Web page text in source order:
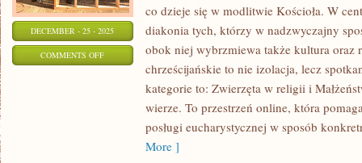
DECEMBER - 25 - 2025
COMMENTS OFFON
SAKRAMENTY
co dzieje się w modlitwie Kościoła. W
diakonia tych, którzy w nadzwyczajny
obok niej wybrzmiewa także kultura oraz
chrześcijańskie to nie izolacja, lecz
kategorie to: Zwierzęta w religii i
wierze. To przestrzeń online, która
posługi eucharystycznej w sposób
More ]